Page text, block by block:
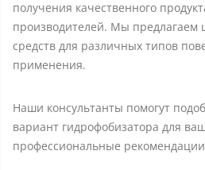
получения качественного
производителей. Мы предлагаем
средств для различных типов
применения.
Наши консультанты помогут
вариант гидрофобизатора для
профессиональные